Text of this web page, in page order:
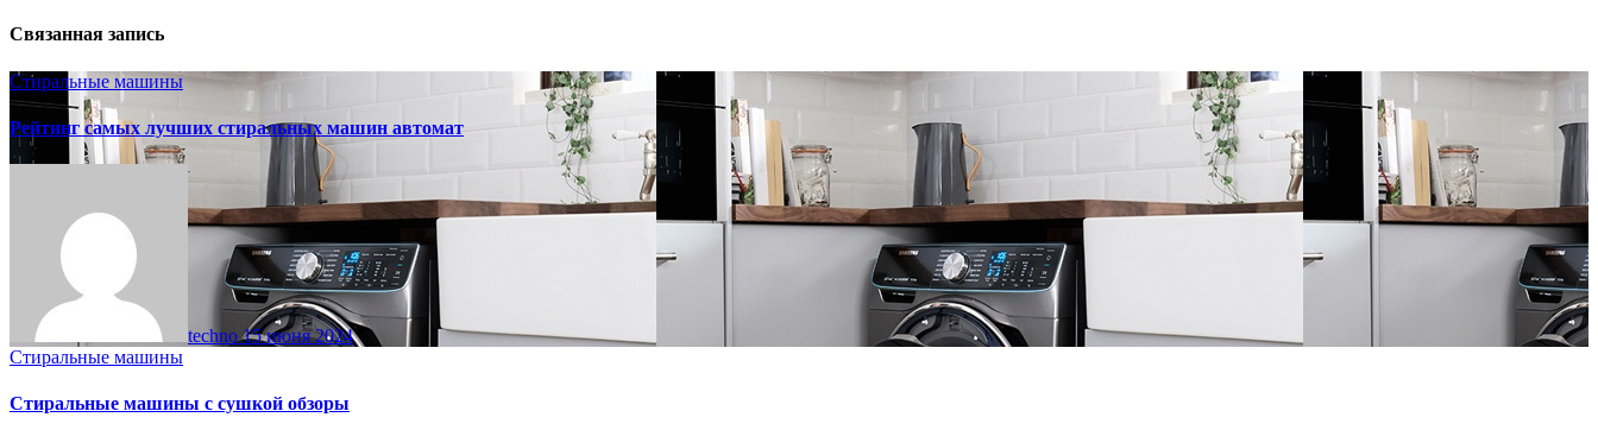
Связанная запись
Стиральные машины
Рейтинг самых лучших стиральных машин автомат
techno15 июня 2024
Стиральные машины
Стиральные машины с сушкой обзоры